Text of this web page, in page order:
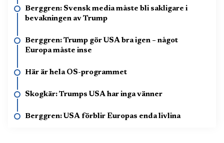
Berggren: Svensk media måste bli sakligare i
bevakningen av Trump
Berggren: Trump gör USA bra igen – något
Europa måste inse
Här är hela OS-programmet
Skogkär: Trumps USA har inga vänner
Berggren: USA förblir Europas enda livlina